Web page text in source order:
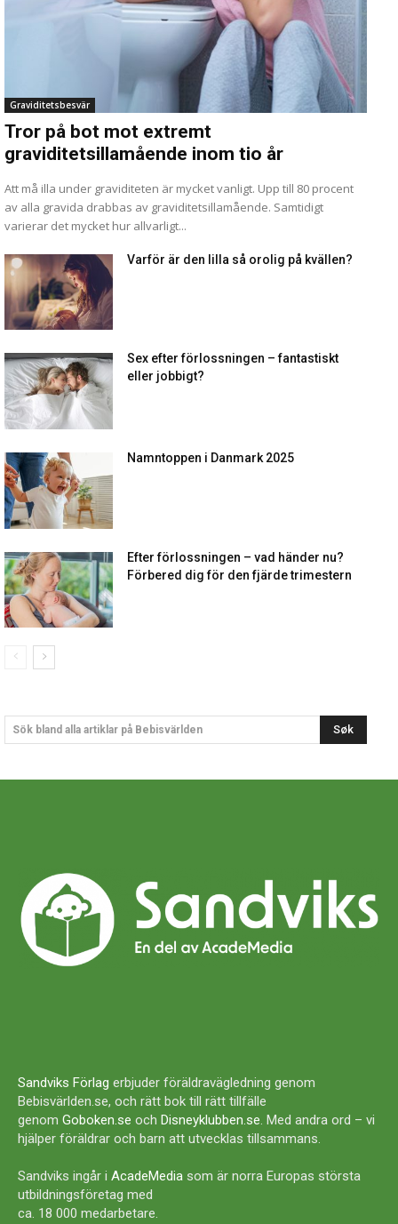
Graviditetsbesvär
Tror på bot mot extremt
graviditetsillamående inom tio år
Att må illa under graviditeten är mycket vanligt. Upp till 80 procent
av alla gravida drabbas av graviditetsillamående. Samtidigt
varierar det mycket hur allvarligt...
Varför är den lilla så orolig på kvällen?
Sex efter förlossningen – fantastiskt
eller jobbigt?
Namntoppen i Danmark 2025
Efter förlossningen – vad händer nu?
Förbered dig för den fjärde trimestern
Sök bland alla artiklar på Bebisvärlden Søk
Sandviks Förlag erbjuder föräldravägledning genom
Bebisvärlden.se, och rätt bok till rätt tillfälle
genom Goboken.se och Disneyklubben.se. Med andra ord – vi
hjälper föräldrar och barn att utvecklas tillsammans.
Sandviks ingår i AcadeMedia som är norra Europas största
utbildningsföretag med
ca. 18 000 medarbetare.